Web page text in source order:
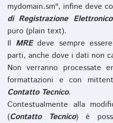
mydomain.sm", infine deve
di Registrazione Elettronico
puro (plain text).
Il MREdeve sempre
parti, anche dove i dati non
Non verranno processate
formattazioni e con
Contatto Tecnico.
Contestualmente alla
(Contatto Tecnico) è